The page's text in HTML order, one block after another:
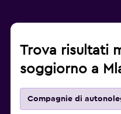
Trova risultati
soggiorno a
Compagnie di